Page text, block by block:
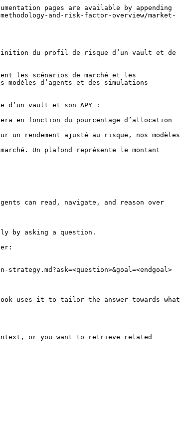
pages are available by appending
and-risk-factor-overview/market-
du profil de risque d’un vault et de
les scénarios de marché et les
d’agents et des simulations
d’un vault et son APY :
en fonction du pourcentage d’allocation
rendement ajusté au risque, nos modèles
Un plafond représente le montant
can read, navigate, and reason over
by asking a question.
uses it to tailor the answer towards what
or you want to retrieve related